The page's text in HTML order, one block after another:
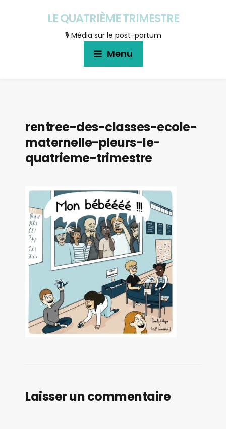
LE QUATRIÈME TRIMESTRE
🎙 Média sur le post-partum
Menu
rentree-des-classes-ecole-
maternelle-pleurs-le-
quatrieme-trimestre
Laisser un commentaire